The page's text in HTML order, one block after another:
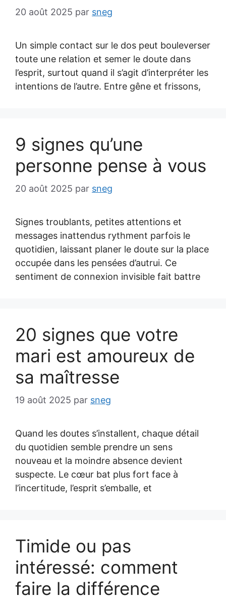
20 août 2025 par sneg
Un simple contact sur le dos peut bouleverser
toute une relation et semer le doute dans
l’esprit, surtout quand il s’agit d’interpréter les
intentions de l’autre. Entre gêne et frissons,
9 signes qu’une
personne pense à vous
20 août 2025 par sneg
Signes troublants, petites attentions et
messages inattendus rythment parfois le
quotidien, laissant planer le doute sur la place
occupée dans les pensées d’autrui. Ce
sentiment de connexion invisible fait battre
20 signes que votre
mari est amoureux de
sa maîtresse
19 août 2025 par sneg
Quand les doutes s’installent, chaque détail
du quotidien semble prendre un sens
nouveau et la moindre absence devient
suspecte. Le cœur bat plus fort face à
l’incertitude, l’esprit s’emballe, et
Timide ou pas
intéressé: comment
faire la différence